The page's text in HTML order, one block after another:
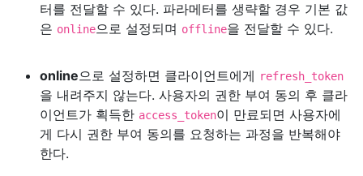
터를 전달할 수 있다. 파라메터를 생략할 경우 기본 값
은 online으로 설정되며 offline을 전달할 수 있다.
online으로 설정하면 클라이언트에게 refresh_token
을 내려주지 않는다. 사용자의 권한 부여 동의 후 클라
이언트가 획득한 access_token이 만료되면 사용자에
게 다시 권한 부여 동의를 요청하는 과정을 반복해야
한다.